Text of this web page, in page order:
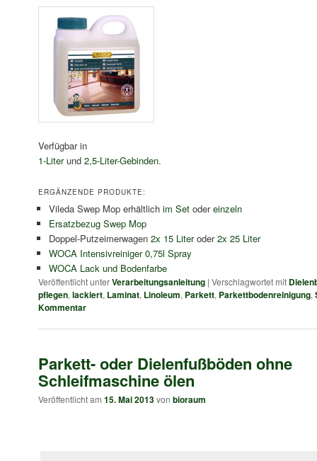
Verfügbar in
1-Literund 2,5-Liter-Gebinden.
ERGÄNZENDE PRODUKTE:
Vileda Swep Mop erhältlichim Setodereinzeln
Ersatzbezug Swep Mop
Doppel-Putzeimerwagen2x 15 Literoder2x 25 Liter
WOCA Intensivreiniger 0,75l Spray
WOCA Lack und Bodenfarbe
Veröffentlicht unterVerarbeitungsanleitung | Verschlagwortet mit
pflegen, lackiert, Laminat, Linoleum, Parkett, Parkettbodenreinigung,
Kommentar
Parkett- oder Dielenfußböden ohne
Schleifmaschine ölen
Veröffentlicht am 15. Mai 2013von bioraum